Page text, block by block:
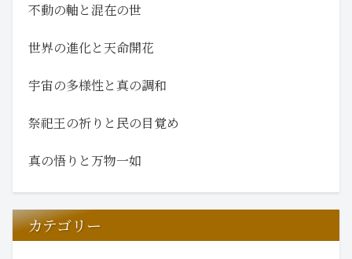
不動の軸と混在の世
世界の進化と天命開花
宇宙の多様性と真の調和
祭祀王の祈りと民の目覚め
真の悟りと万物一如
カテゴリー